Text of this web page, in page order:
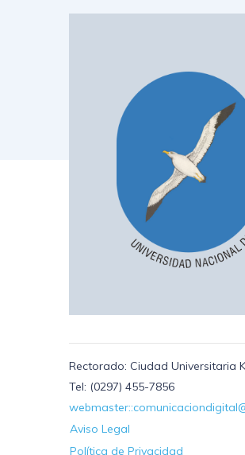
Rectorado: Ciudad Universitaria
Tel: (0297) 455-7856
Aviso Legal
Política de Privacidad